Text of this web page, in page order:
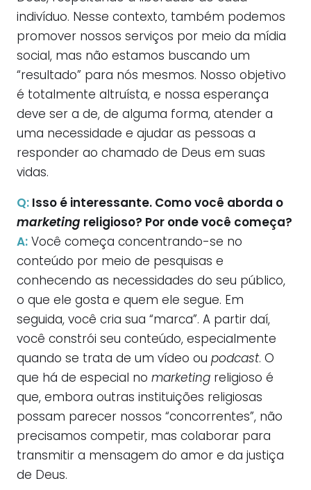
indivíduo. Nesse contexto, também podemos
promover nossos serviços por meio da mídia
social, mas não estamos buscando um
“resultado” para nós mesmos. Nosso objetivo
é totalmente altruísta, e nossa esperança
deve ser a de, de alguma forma, atender a
uma necessidade e ajudar as pessoas a
responder ao chamado de Deus em suas
vidas.
Q: Isso é interessante. Como você aborda o
marketing religioso? Por onde você começa?
A: Você começa concentrando-se no
conteúdo por meio de pesquisas e
conhecendo as necessidades do seu público,
o que ele gosta e quem ele segue. Em
seguida, você cria sua “marca”. A partir daí,
você constrói seu conteúdo, especialmente
quando se trata de um vídeo ou podcast. O
que há de especial no marketing religioso é
que, embora outras instituições religiosas
possam parecer nossos “concorrentes”, não
precisamos competir, mas colaborar para
transmitir a mensagem do amor e da justiça
de Deus.